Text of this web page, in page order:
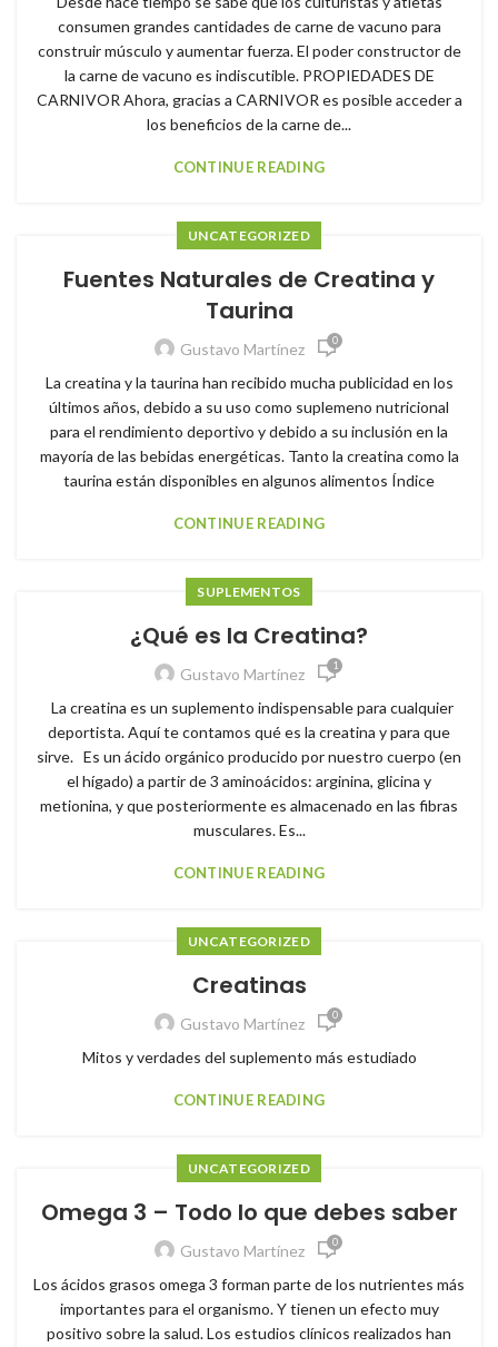
consumen grandes cantidades de carne de vacuno para
construir músculo y aumentar fuerza. El poder constructor de
la carne de vacuno es indiscutible. PROPIEDADES DE
CARNIVOR Ahora, gracias a CARNIVOR es posible acceder a
los beneficios de la carne de...
CONTINUE READING
UNCATEGORIZED
Fuentes Naturales de Creatina y
Taurina
Gustavo Martínez 0
La creatina y la taurina han recibido mucha publicidad en los
últimos años, debido a su uso como suplemeno nutricional
para el rendimiento deportivo y debido a su inclusión en la
mayoría de las bebidas energéticas. Tanto la creatina como la
taurina están disponibles en algunos alimentos Índice
CONTINUE READING
SUPLEMENTOS
¿Qué es la Creatina?
Gustavo Martínez 1
La creatina es un suplemento indispensable para cualquier
deportista. Aquí te contamos qué es la creatina y para que
sirve. Es un ácido orgánico producido por nuestro cuerpo (en
el hígado) a partir de 3 aminoácidos: arginina, glicina y
metionina, y que posteriormente es almacenado en las fibras
musculares. Es...
CONTINUE READING
UNCATEGORIZED
Creatinas
Gustavo Martínez 0
Mitos y verdades del suplemento más estudiado
CONTINUE READING
UNCATEGORIZED
Omega 3 – Todo lo que debes saber
Gustavo Martínez 0
Los ácidos grasos omega 3 forman parte de los nutrientes más
importantes para el organismo. Y tienen un efecto muy
positivo sobre la salud. Los estudios clínicos realizados han